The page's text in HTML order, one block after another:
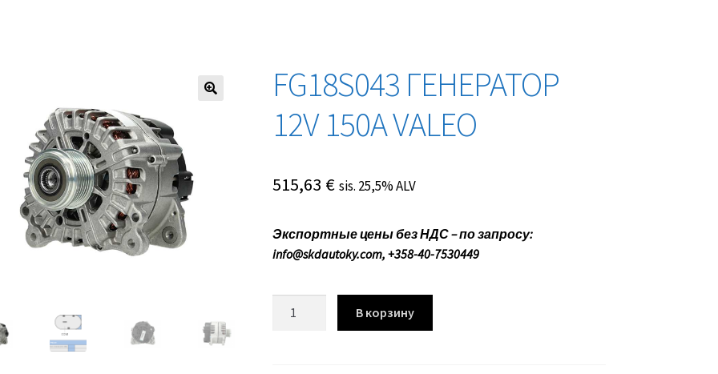
FG18S043 ГЕНЕРАТОР
12V 150A VALEO
515,63 € sis. 25,5% ALV
Экспортные цены без НДС – по запросу:
info@skdautoky.com, +358-40-7530449
В корзину